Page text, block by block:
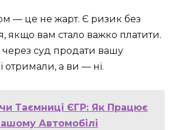
— це не жарт. Є ризик без
якщо вам стало важко платити.
через суд продати вашу
отримали, а ви — ні.
Таємниці ЄГР: Як Працює
Автомобілі